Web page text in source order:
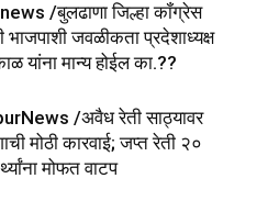
/बुलढाणा जिल्हा कॉंग्रेस
भाजपाशी जवळीकता प्रदेशाध्यक्ष
यांना मान्य होईल का.??
/अवैध रेती साठ्यावर
मोठी कारवाई; जप्त रेती २०
मोफत वाटप